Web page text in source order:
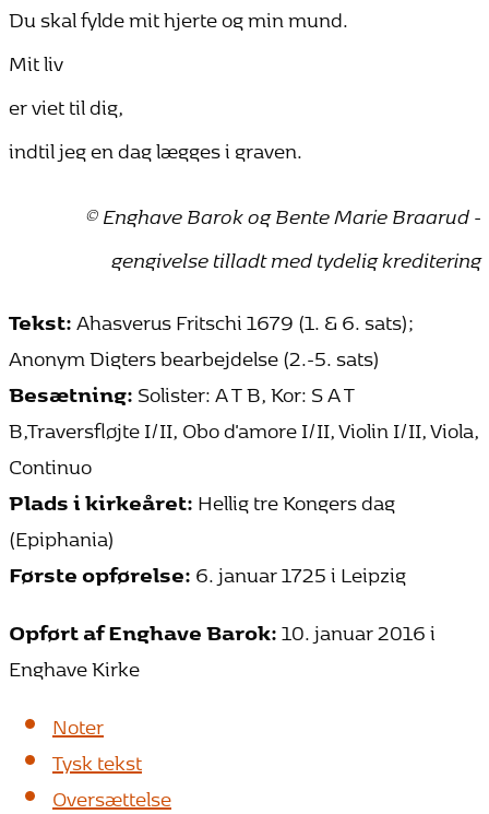
Du skal fylde mit hjerte og min mund.
Mit liv
er viet til dig,
indtil jeg en dag lægges i graven.
© Enghave Barok og Bente Marie Braarud -
gengivelse tilladt med tydelig kreditering
Tekst:Ahasverus Fritschi 1679 (1. & 6. sats);
Anonym Digters bearbejdelse (2.-5. sats)
Besætning:Solister: A T B, Kor: S A T
B,Traversfløjte I/II, Obo d'amore I/II, Violin I/II, Viola,
Continuo
Plads i kirkeåret:Hellig tre Kongers dag
(Epiphania)
Første opførelse:6. januar 1725 i Leipzig
Opført af Enghave Barok:10. januar 2016 i
Enghave Kirke
Noter
Tysk tekst
Oversættelse